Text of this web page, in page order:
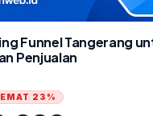
Funnel Tangerang
Penjualan
23%